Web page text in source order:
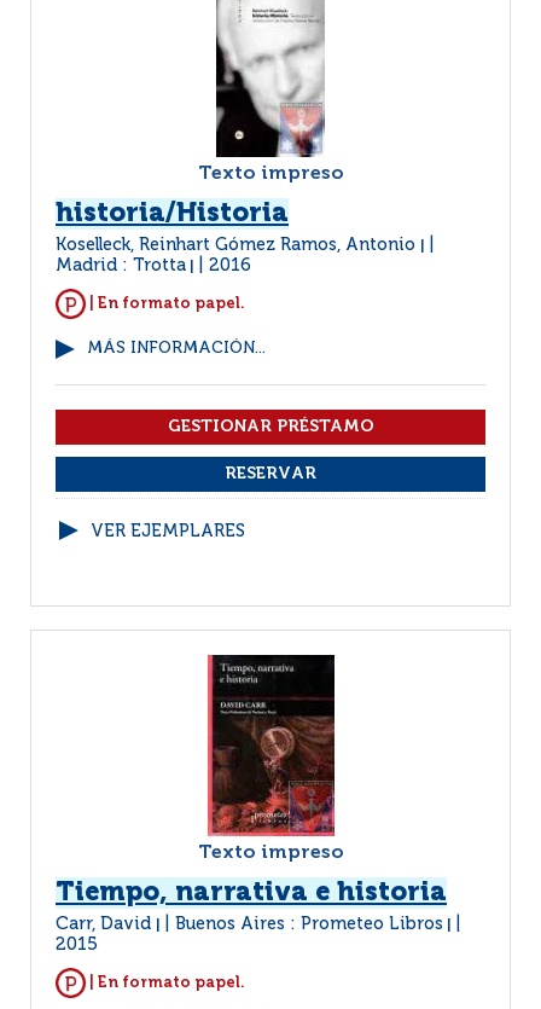
Texto impreso
historia/Historia
Koselleck, Reinhart Gómez Ramos, Antonio
Madrid : Trotta 2016
| En formato papel.
MÁS INFORMACIÓN...
VER EJEMPLARES
Texto impreso
Tiempo, narrativa e historia
Carr, David Buenos Aires : Prometeo Libros
2015
| En formato papel.